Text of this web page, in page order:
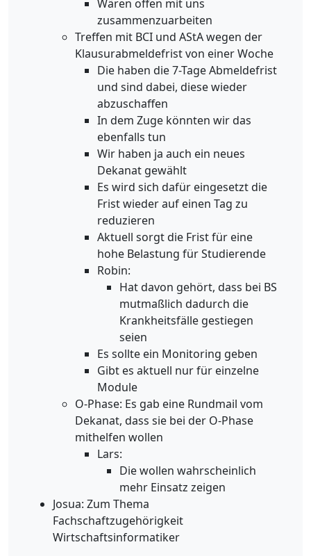
Wären offen mit uns
zusammenzuarbeiten
Treffen mit BCI und AStA wegen der
Klausurabmeldefrist von einer Woche
Die haben die 7-Tage Abmeldefrist
und sind dabei, diese wieder
abzuschaffen
In dem Zuge könnten wir das
ebenfalls tun
Wir haben ja auch ein neues
Dekanat gewählt
Es wird sich dafür eingesetzt die
Frist wieder auf einen Tag zu
reduzieren
Aktuell sorgt die Frist für eine
hohe Belastung für Studierende
Robin:
Hat davon gehört, dass bei BS
mutmaßlich dadurch die
Krankheitsfälle gestiegen
seien
Es sollte ein Monitoring geben
Gibt es aktuell nur für einzelne
Module
O-Phase: Es gab eine Rundmail vom
Dekanat, dass sie bei der O-Phase
mithelfen wollen
Lars:
Die wollen wahrscheinlich
mehr Einsatz zeigen
Josua: Zum Thema
Fachschaftzugehörigkeit
Wirtschaftsinformatiker